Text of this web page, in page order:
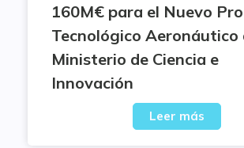
160M€ para el Nuevo
Tecnológico Aeronáutico
Ministerio de Ciencia e
Innovación
Leer más